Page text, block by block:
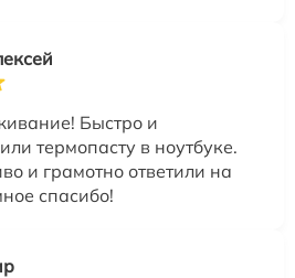
Быстро и
термопасту в ноутбуке.
и грамотно ответили на
спасибо!